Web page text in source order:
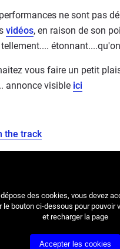
ne sont pas
vidéos, en raison de son
vous faire un petit
annonce visible ici
the track
des cookies, vous devez
le bouton ci-dessous pour pouvoir
et recharger la page
Accepter les cookies